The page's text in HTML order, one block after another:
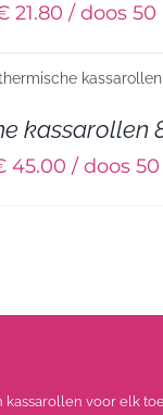
21.80 / doos
kassarollen
45.00 / doos
kassarollen voor elk